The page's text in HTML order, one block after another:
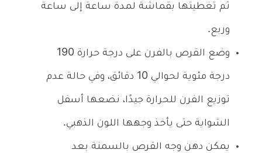
ثم تغطيتها بقماشة لمدة ساعة إلى ساعة
وربع.
وضع القرص بالفرن على درجة حرارة 190
درجة مئوية لحوالي 10 دقائق، وفي حالة عدم
توزيع الفرن للحرارة جيدًا، نضعها أسفل
الشواية حتى يأخذ وجهها اللون الذهبي.
يمكن دهن وجه القرص بالسمنة بعد